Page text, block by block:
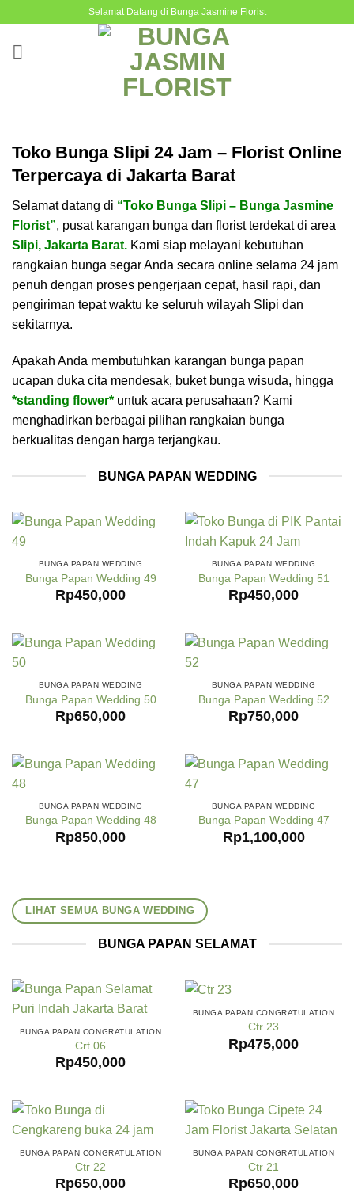
content
Selamat Datang di Bunga Jasmine Florist
Toko Bunga Slipi 24 Jam – Florist Online
Terpercaya di Jakarta Barat
Selamat datang di “Toko Bunga Slipi – Bunga Jasmine
Florist”, pusat karangan bunga dan florist terdekat di area
Slipi, Jakarta Barat. Kami siap melayani kebutuhan
rangkaian bunga segar Anda secara online selama 24 jam
penuh dengan proses pengerjaan cepat, hasil rapi, dan
pengiriman tepat waktu ke seluruh wilayah Slipi dan
sekitarnya.
Apakah Anda membutuhkan karangan bunga papan
ucapan duka cita mendesak, buket bunga wisuda, hingga
*standing flower* untuk acara perusahaan? Kami
menghadirkan berbagai pilihan rangkaian bunga
berkualitas dengan harga terjangkau.
BUNGA PAPAN WEDDING
BUNGA PAPAN WEDDING
Bunga Papan Wedding 49
Rp450,000
BUNGA PAPAN WEDDING
Bunga Papan Wedding 51
Rp450,000
BUNGA PAPAN WEDDING
Bunga Papan Wedding 50
Rp650,000
BUNGA PAPAN WEDDING
Bunga Papan Wedding 52
Rp750,000
BUNGA PAPAN WEDDING
Bunga Papan Wedding 48
Rp850,000
BUNGA PAPAN WEDDING
Bunga Papan Wedding 47
Rp1,100,000
LIHAT SEMUA BUNGA WEDDING
BUNGA PAPAN SELAMAT
BUNGA PAPAN CONGRATULATION
Crt 06
Rp450,000
BUNGA PAPAN CONGRATULATION
Ctr 23
Rp475,000
BUNGA PAPAN CONGRATULATION
Ctr 22
Rp650,000
BUNGA PAPAN CONGRATULATION
Ctr 21
Rp650,000